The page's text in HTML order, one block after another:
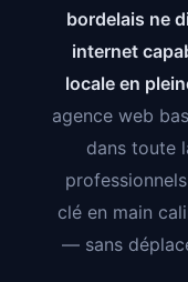
bordelais ne
internet
locale en
agence web
dans toute
clé en main
— sans